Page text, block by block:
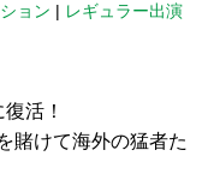
ョン | レギュラー出演
活！
賭けて海外の猛者た